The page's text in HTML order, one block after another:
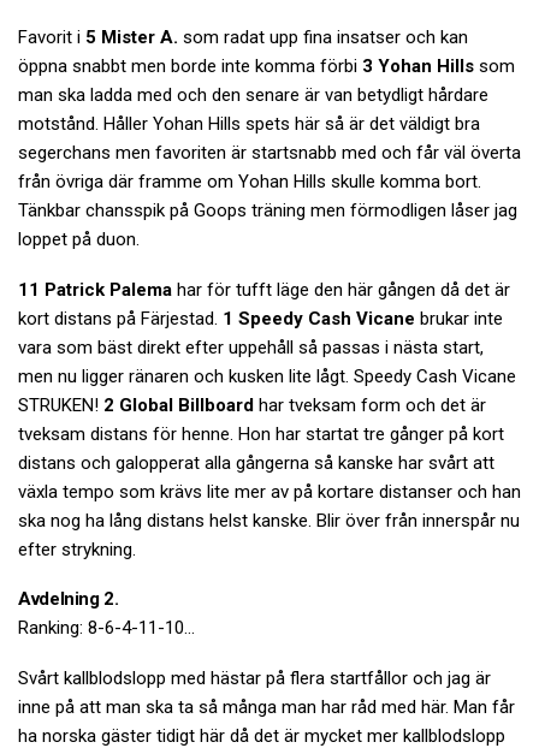
Favorit i 5 Mister A. som radat upp fina insatser och kan
öppna snabbt men borde inte komma förbi 3 Yohan Hills som
man ska ladda med och den senare är van betydligt hårdare
motstånd. Håller Yohan Hills spets här så är det väldigt bra
segerchans men favoriten är startsnabb med och får väl överta
från övriga där framme om Yohan Hills skulle komma bort.
Tänkbar chansspik på Goops träning men förmodligen låser jag
loppet på duon.
11 Patrick Palema har för tufft läge den här gången då det är
kort distans på Färjestad. 1 Speedy Cash Vicane brukar inte
vara som bäst direkt efter uppehåll så passas i nästa start,
men nu ligger ränaren och kusken lite lågt. Speedy Cash Vicane
STRUKEN! 2 Global Billboard har tveksam form och det är
tveksam distans för henne. Hon har startat tre gånger på kort
distans och galopperat alla gångerna så kanske har svårt att
växla tempo som krävs lite mer av på kortare distanser och han
ska nog ha lång distans helst kanske. Blir över från innerspår nu
efter strykning.
Avdelning 2.
Ranking: 8-6-4-11-10…
Svårt kallblodslopp med hästar på flera startfållor och jag är
inne på att man ska ta så många man har råd med här. Man får
ha norska gäster tidigt här då det är mycket mer kallblodslopp